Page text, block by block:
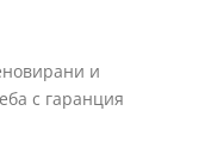
и
с гаранция